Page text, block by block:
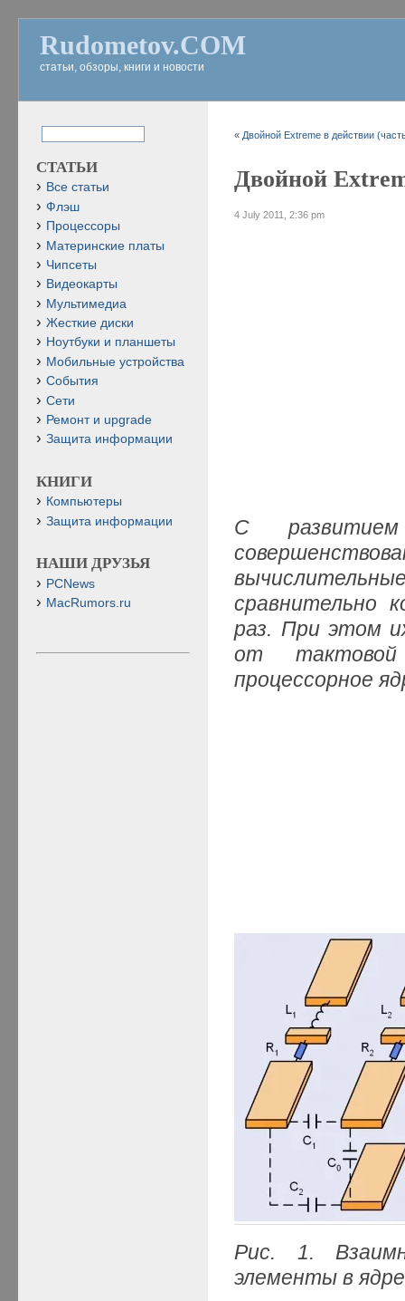
Rudometov.COM
статьи, обзоры, книги и новости
« Двойной Extreme в действии
Двойной
4 July 2011, 2:36 pm
С развитием
сравнительно
раз. При этом
от
процессорное
Рис. 1.
элементы в ядре
СТАТЬИ
Все статьи
Флэш
Процессоры
Материнские платы
Чипсеты
Видеокарты
Мультимедиа
Жесткие диски
Ноутбуки и планшеты
Мобильные устройства
События
Сети
Ремонт и upgrade
Защита информации
КНИГИ
Компьютеры
Защита информации
НАШИ ДРУЗЬЯ
PCNews
MacRumors.ru